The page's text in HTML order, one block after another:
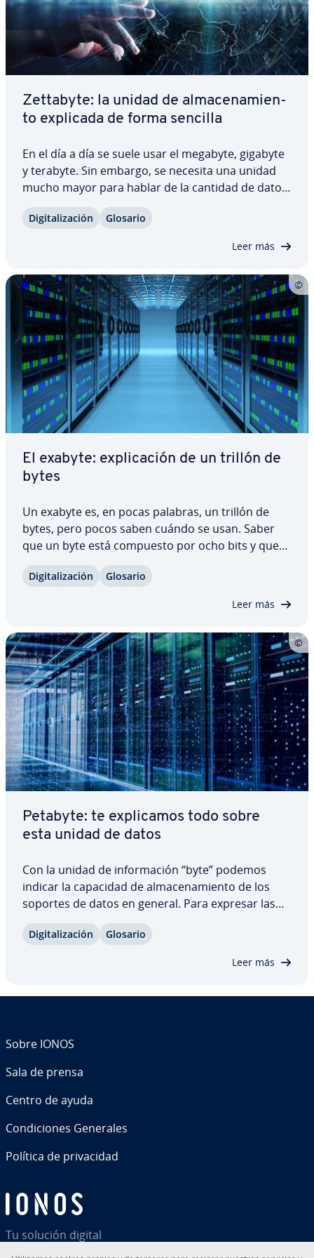
Zettabyte: la unidad de al­ma­ce­na­mie­n­
to explicada de forma sencilla
En el día a día se suele usar el megabyte, gigabyte
y terabyte. Sin embargo, se necesita una unidad
mucho mayor para hablar de la cantidad de datos
ta el tráfico mundial de datos desde 2012. Pero
Di­gi­ta­li­za­ción Glosario
Leer más
El exabyte: ex­pli­ca­ción de un trillón de
bytes
Un exabyte es, en pocas palabras, un trillón de
bytes, pero pocos saben cuándo se usan. Saber
que un byte está compuesto por ocho bits y que
¿Cómo se compara un exabyte con otras unidades
Di­gi­ta­li­za­ción Glosario
Leer más
Petabyte: te ex­pli­ca­mos todo sobre
esta unidad de datos
Con la unidad de in­fo­r­ma­ción “byte” podemos
indicar la capacidad de al­ma­ce­na­mie­n­to de los
soportes de datos en general. Para expresar las
en números lo más sencillos posible, se utilizan
Di­gi­ta­li­za­ción Glosario
Leer más
Tu solución digital
Sobre IONOS
Sala de prensa
Centro de ayuda
Co­n­di­cio­nes Generales
Política de pri­va­ci­dad